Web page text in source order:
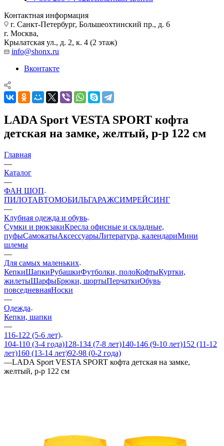
Контактная информация
г. Санкт-Петербург, Большеохтинский пр., д. 6
г. Москва,
Крылатская ул., д. 2, к. 4 (2 этаж)
info@shonx.ru
Вконтакте
LADA Sport VESTA SPORT кофта
детская на замке, желтый, р-р 122 см
Главная
—
Каталог
—
ФАН ШОП
ПИЛОТАВТОМОБИЛЬГАРАЖСИМРЕЙСИНГ
—
Клубная одежда и обувь
Сумки и рюкзакиКресла офисные и складные,
пуфыСамокатыАксессуарыЛитература, календариМини
шлемы
—
Для самых маленьких
КепкиШапкиРубашкиФутболки, полоКофтыКуртки,
жилетыШарфыБрюки, шортыПерчаткиОбувь
повседневнаяНоски
—
Одежда
Кепки, шапки
—
116-122 (5-6 лет)
104-110 (3-4 года)128-134 (7-8 лет)140-146 (9-10 лет)152 (11-12
лет)160 (13-14 лет)92-98 (0-2 года)
—LADA Sport VESTA SPORT кофта детская на замке,
желтый, р-р 122 см